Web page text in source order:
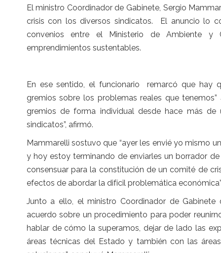
El ministro Coordinador de Gabinete, Sergio
crisis con los diversos sindicatos. El anuncio lo
convenios entre el Ministerio de Ambiente y
emprendimientos sustentables.
En ese sentido, el funcionario remarcó que hay
gremios sobre los problemas reales que
gremios de forma individual desde hace más
sindicatos”, afirmó.
Mammarelli sostuvo que “ayer les envié yo mismo
y hoy estoy terminando de enviarles un borrador
consensuar para la constitución de un comité de
efectos de abordar la difícil problemática
Junto a ello, el ministro Coordinador de
acuerdo sobre un procedimiento para poder
hablar de cómo la superamos, dejar de lado las
áreas técnicas del Estado y también con las